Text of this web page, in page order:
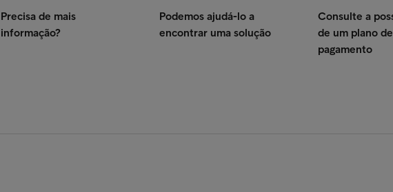
Precisa de mais
informação?
Podemos ajudá-lo a
encontrar uma solução
Consulte a
de um plano de
pagamento